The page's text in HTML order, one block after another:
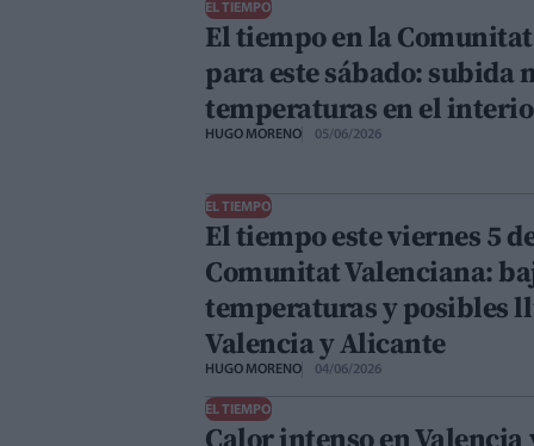
EL TIEMPO
El tiempo en la
para este sábado: subida
temperaturas en el
HUGO MORENO 05/06/2026
EL TIEMPO
El tiempo este viernes 5
Comunitat Valenciana:
temperaturas y posibles
Valencia y Alicante
HUGO MORENO 04/06/2026
EL TIEMPO